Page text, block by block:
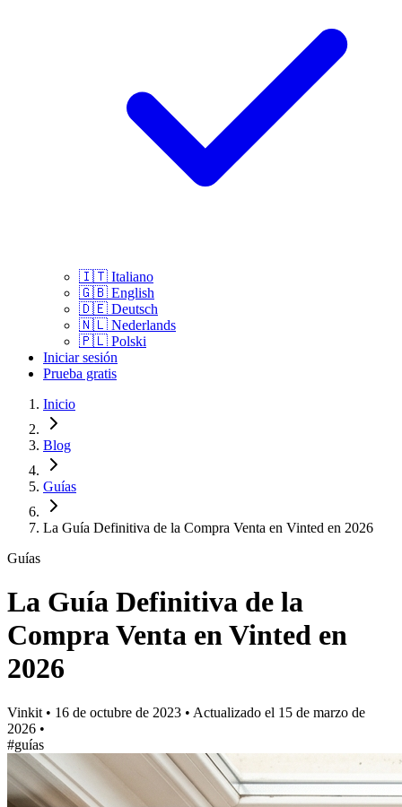
🇮🇹 Italiano
🇬🇧 English
🇩🇪 Deutsch
🇳🇱 Nederlands
🇵🇱 Polski
Iniciar sesión
Prueba gratis
Inicio
Blog
Guías
La Guía Definitiva de la Compra Venta en Vinted en 2026
Guías
La Guía Definitiva de la
Compra Venta en Vinted en
2026
Vinkit • 16 de octubre de 2023 • Actualizado el 15 de marzo de
2026 •
#guías